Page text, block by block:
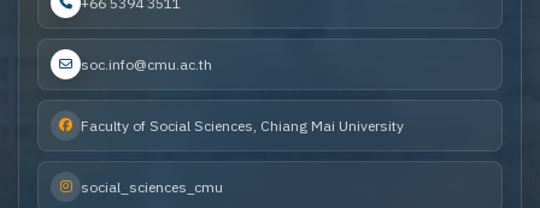
soc.info@cmu.ac.th
Faculty of Social Sciences, Chiang Mai University
social_sciences_cmu